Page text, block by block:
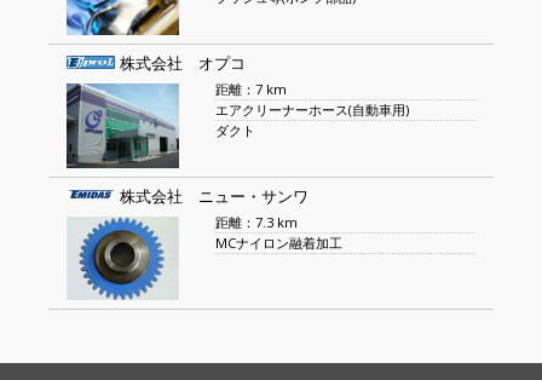
株式会社 オプコ
距離：7 km
エアクリーナーホース(自動車用)
ダクト
株式会社 ニュー・サンワ
距離：7.3 km
MCナイロン融着加工